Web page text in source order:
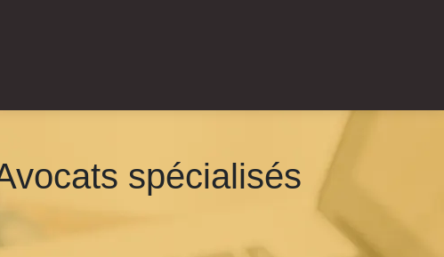
spécialisés